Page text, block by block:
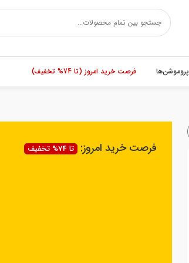
پروموشن‌ها فرصت خرید امروز (تا 74% تخفیف)
فرصت خرید امروز: تا 74% تخفیف